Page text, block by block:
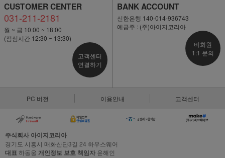
CUSTOMER CENTER
031-211-2181
월 ~ 금 10:00 ~ 18:00
(점심시간 12:30 ~ 13:30)
고객센터
연결하기
BANK ACCOUNT
신한은행 140-014-936743
예금주 : (주)아이지코리아
비회원
1:1 문의
PC 버전 이용안내 고객센터
주식회사 아이지코리아
경기도 시흥시 매화산단3길 24 하우스웨어
대표하동웅 개인정보 보호 책임자 윤해인